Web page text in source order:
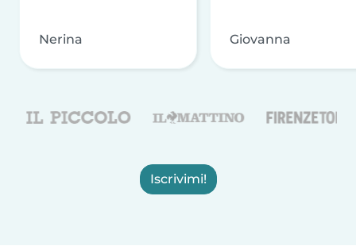
Nerina Giovanna
Iscrivimi!